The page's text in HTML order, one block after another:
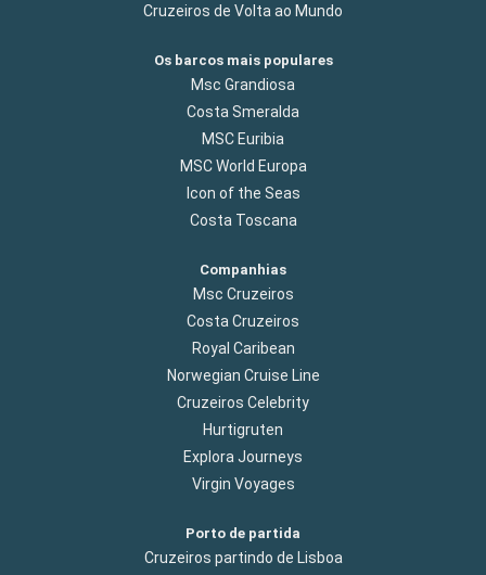
Cruzeiros de Volta ao Mundo
Os barcos mais populares
Msc Grandiosa
Costa Smeralda
MSC Euribia
MSC World Europa
Icon of the Seas
Costa Toscana
Companhias
Msc Cruzeiros
Costa Cruzeiros
Royal Caribean
Norwegian Cruise Line
Cruzeiros Celebrity
Hurtigruten
Explora Journeys
Virgin Voyages
Porto de partida
Cruzeiros partindo de Lisboa